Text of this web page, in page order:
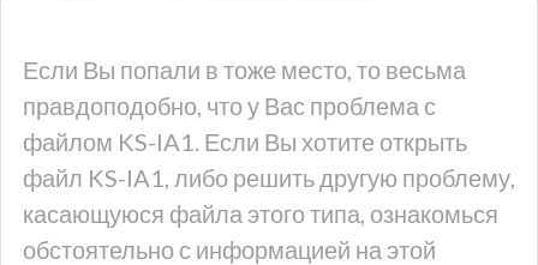
Если Вы попали в тоже место, то весьма
правдоподобно, что у Вас проблема с
файлом KS-IA1. Если Вы хотите открыть
файл KS-IA1, либо решить другую проблему,
касающуюся файла этого типа, ознакомься
обстоятельно с информацией на этой